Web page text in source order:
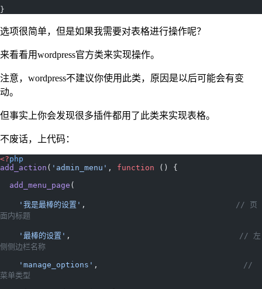
}
选项很简单，但是如果我需要对表格进行操作呢？
来看看用wordpress官方类来实现操作。
注意，wordpress不建议你使用此类，原因是以后可能会有变
动。
但事实上你会发现很多插件都用了此类来实现表格。
不废话，上代码：
<?php
add_action ( 'admin_menu' , function () {
  add_menu_page
(
    '我是最棒的设置'
,
// 页
面内标题
    '最棒的设置'
,
// 左
侧侧边栏名称
    'manage_options'
,
//
菜单类型